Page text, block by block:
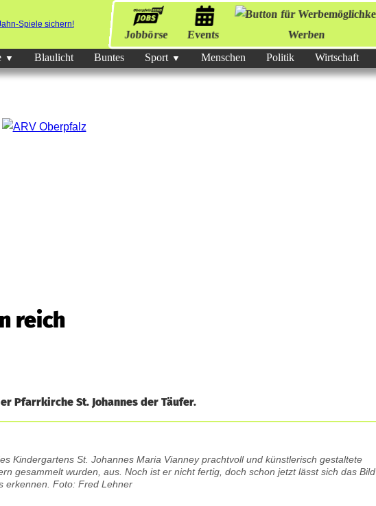
Jobbörse Events Werben
Blaulicht Buntes Sport Menschen Politik Wirtschaft
reich
Pfarrkirche St. Johannes der Täufer.
Kindergartens St. Johannes Maria Vianney prachtvoll und künstlerisch gestaltete
gesammelt wurden, aus. Noch ist er nicht fertig, doch schon jetzt lässt sich das Bild
erkennen. Foto: Fred Lehner